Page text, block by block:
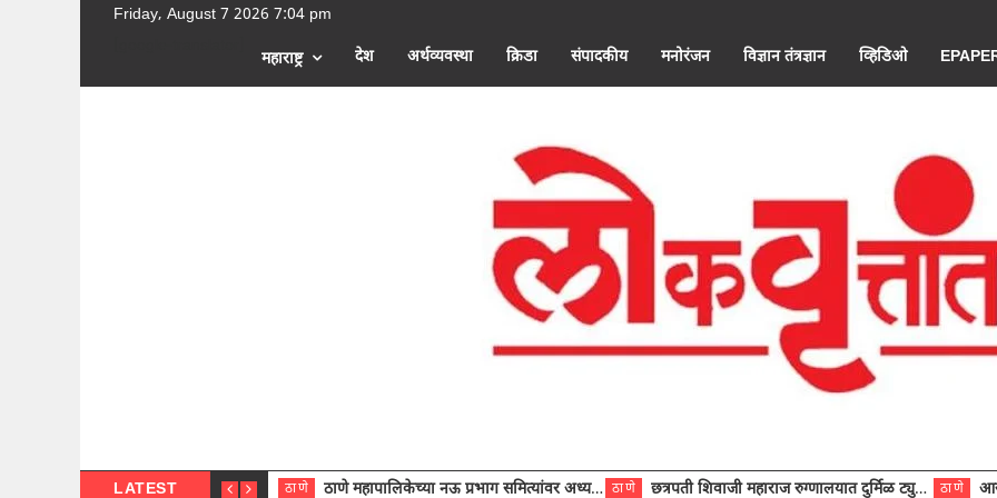
Friday, August 7 2026 7:04 pm
महाराष्ट्र देश अर्थव्यवस्था क्रिडा संपादकीय मनोरंजन विज्ञान तंत्रज्ञान व्हिडिओ
LATEST ठाणे ठाणे महापालिकेच्या नऊ प्रभाग समित्यांवर अध्यक्ष विराजमान ठाणे छत्रपती शिवाजी महाराज रुग्णालयात दुर्मिळ ट्युमरची यशस्वी शस्त्रक्रिया ठाणे आरोग्य